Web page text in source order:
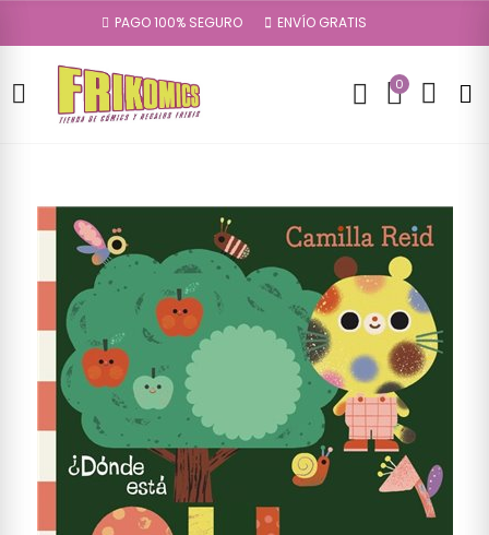
PAGO 100% SEGURO ENVÍO GRATIS
0